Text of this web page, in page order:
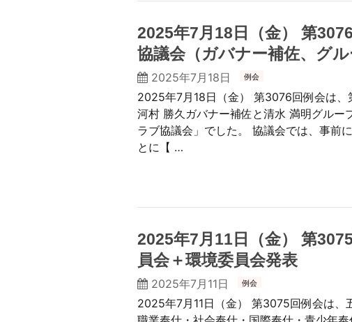
2025年7月18日（金） 第
協議会（ガバナー補佐、グル
2025年7月18日 例会
2025年7月18日（金） 第3076回例会は
河村 勝久ガバナー補佐と清水 満明グルー
ラブ協議会」でした。 協議会では、事前
とに【 …
2025年7月11日（金） 第
員会＋環境委員会発表
2025年7月11日 例会
2025年7月11日（金） 第3075回例会は、